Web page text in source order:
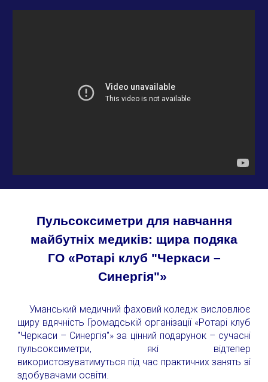
Пульсоксиметри для навчання
майбутніх медиків: щира подяка
ГО «Ротарі клуб "Черкаси –
Синергія"»
Уманський медичний фаховий коледж висловлює
щиру вдячність Громадській організації «Ротарі клуб
"Черкаси – Синергія"» за цінний подарунок – сучасні
пульсоксиметри, які відтепер
використовуватимуться під час практичних занять зі
здобувачами освіти.